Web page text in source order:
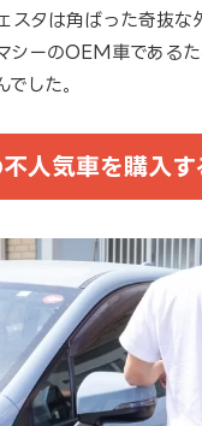
スタは角ばった奇抜な
シーのOEM車である
した。
人気車を購入す